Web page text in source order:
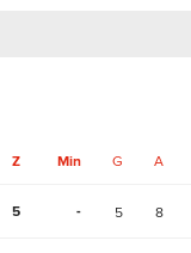
Z Min G A
5 - 5 8